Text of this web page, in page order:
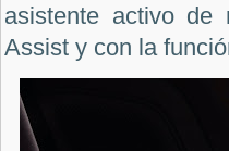
asistente activo de
Assist y con la